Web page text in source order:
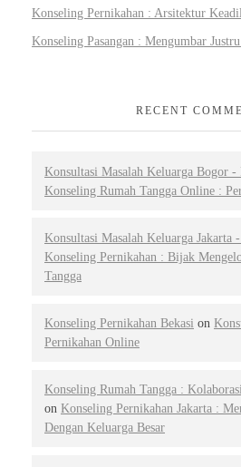
Konseling Pernikahan : Arsitektur
Konseling Pasangan : Mengumbar
RECENT
Konsultasi Masalah Keluarga Bogor -
Konseling Rumah Tangga Online :
Konsultasi Masalah Keluarga Jakarta
Konseling Pernikahan : Bijak
Tangga
Konseling Pernikahan Bekasi on
Pernikahan Online
Konseling Rumah Tangga :
on Konseling Pernikahan Jakarta :
Dengan Keluarga Besar